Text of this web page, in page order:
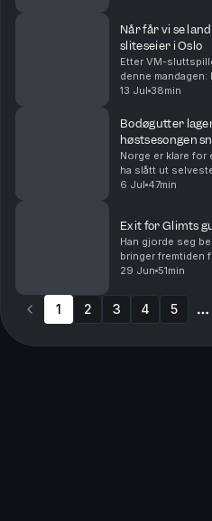
neste ...
Når får vi se
sliteseier i Oslo
Etter VM-
denne
klare for kamp for
13 Jul 38min
Bodøgutter
høstsesongen
Norge er klare for
ha slått ut
sentrum av
6 Jul 47min
Exit for Glimts
Han gjorde seg
bringer fremtiden
Hansen? Vi tar
ko...
29 Jun 51min
1 2 3 4 5